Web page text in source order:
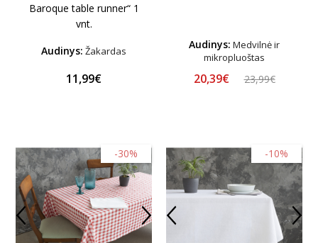
Baroque table runner“ 1
vnt.
Audinys: Žakardas
11,99€
Audinys: Medvilnė ir
mikropluoštas
20,39€ 23,99€
-30% -10%